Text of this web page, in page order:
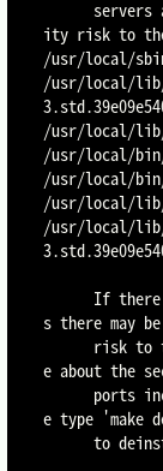
ity risk to
/usr/local/
/usr/local/lib/
/usr/local/
/usr/local/
/usr/local/
/usr/local/
/usr/local/lib/
s there may
e about the
e type 'make
      to deinstall the port if this is a concern.